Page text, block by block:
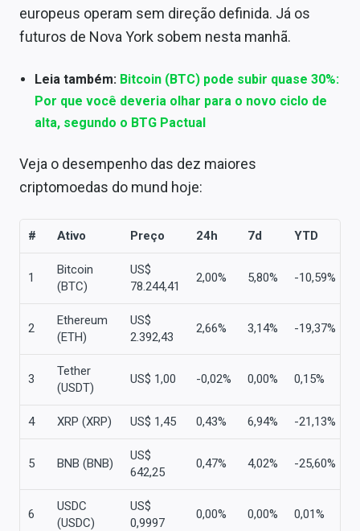
Contato
europeus operam sem direção definida. Já os
futuros de Nova York sobem nesta manhã.
Leia também: Bitcoin (BTC) pode subir quase 30%:
Por que você deveria olhar para o novo ciclo de
alta, segundo o BTG Pactual
Veja o desempenho das dez maiores
criptomoedas do mund hoje:
# Ativo Preço 24h 7d YTD
1
Bitcoin
(BTC)
US$
78.244,41
2,00% 5,80% -10,59%
2
Ethereum
(ETH)
US$
2.392,43
2,66% 3,14% -19,37%
3
Tether
(USDT)
US$ 1,00 -0,02% 0,00% 0,15%
4 XRP (XRP) US$ 1,45 0,43% 6,94% -21,13%
5 BNB (BNB)
US$
642,25
0,47% 4,02% -25,60%
6
USDC
(USDC)
US$
0,9997
0,00% 0,00% 0,01%